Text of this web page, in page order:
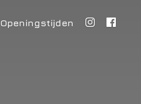
Openingstijden